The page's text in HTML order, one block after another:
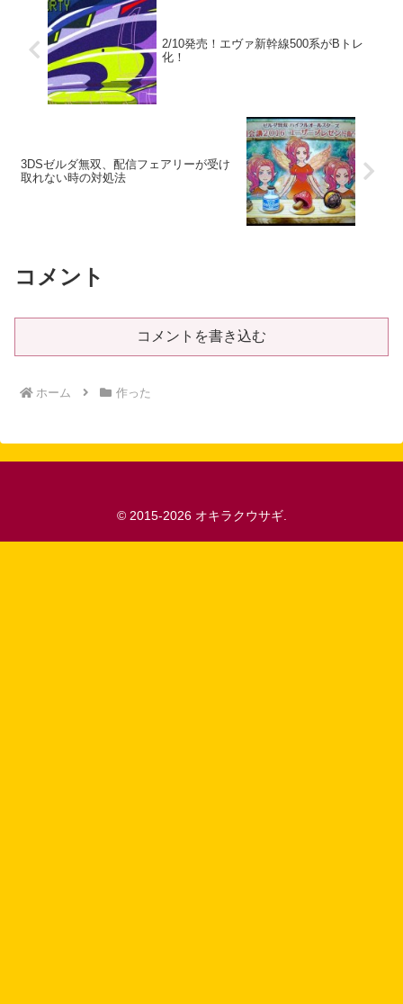
2/10発売！エヴァ新幹線500系がBトレ
化！
3DSゼルダ無双、配信フェアリーが受け
取れない時の対処法
コメント
コメントを書き込む
ホーム 作った
© 2015-2026 オキラクウサギ.